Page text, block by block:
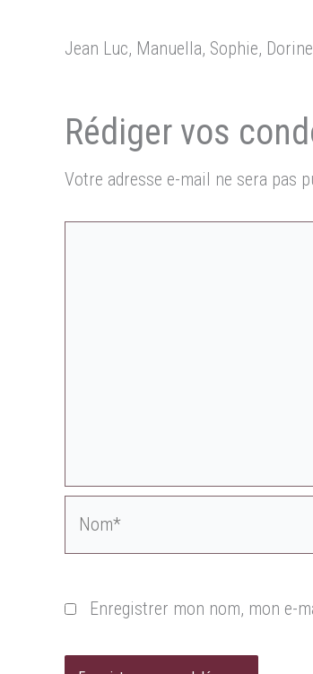
Jean Luc, Manuella, Sophie, Dorine
Votre adresse e-mail ne sera pas
Enregistrer mon nom, mon e-